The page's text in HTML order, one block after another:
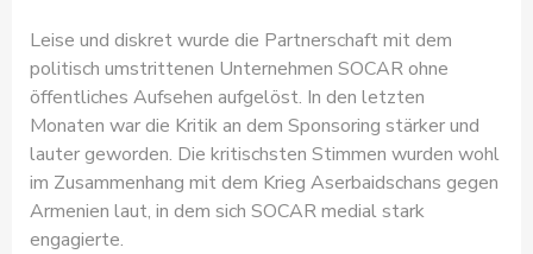
Leise und diskret wurde die Partnerschaft mit dem
politisch umstrittenen Unternehmen SOCAR ohne
öffentliches Aufsehen aufgelöst. In den letzten
Monaten war die Kritik an dem Sponsoring stärker und
lauter geworden. Die kritischsten Stimmen wurden wohl
im Zusammenhang mit dem Krieg Aserbaidschans gegen
Armenien laut, in dem sich SOCAR medial stark
engagierte.